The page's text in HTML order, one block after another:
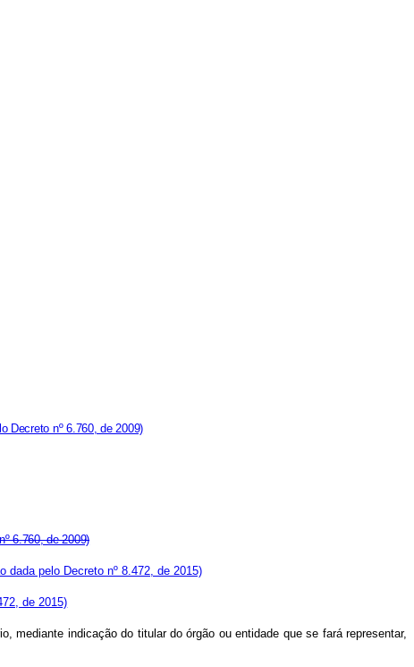
Decreto nº 6.760, de 2009)
6.760, de 2009)
dada pelo Decreto nº 8.472, de 2015)
de 2015)
mediante indicação do titular do órgão ou entidade que se fará representar,